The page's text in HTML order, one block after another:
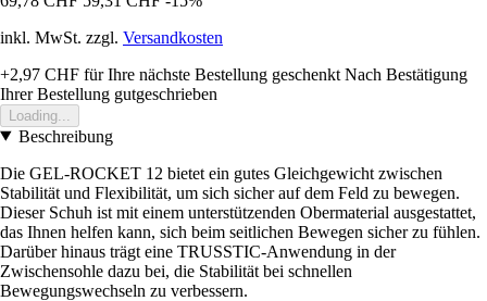
inkl. MwSt. zzgl. Versandkosten
+2,97 CHF für Ihre nächste Bestellung geschenkt Nach Bestätigung
Ihrer Bestellung gutgeschrieben
Loading...
Beschreibung
Die GEL-ROCKET 12 bietet ein gutes Gleichgewicht zwischen
Stabilität und Flexibilität, um sich sicher auf dem Feld zu bewegen.
Dieser Schuh ist mit einem unterstützenden Obermaterial ausgestattet,
das Ihnen helfen kann, sich beim seitlichen Bewegen sicher zu fühlen.
Darüber hinaus trägt eine TRUSSTIC-Anwendung in der
Zwischensohle dazu bei, die Stabilität bei schnellen
Bewegungswechseln zu verbessern.